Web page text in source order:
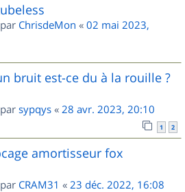
ChrisdeMon « 02 mai 2023,
bruit est-ce du à la rouille ?
sypqys « 28 avr. 2023, 20:10
1 2
amortisseur fox
CRAM31 « 23 déc. 2022, 16:08